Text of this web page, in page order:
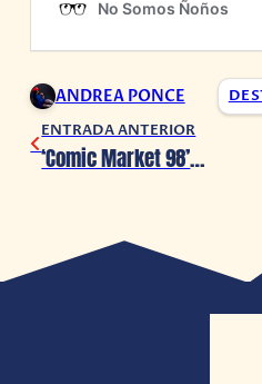
ANDREA PONCE
ENTRADA ANTERIOR
‘Comic Market 98’ es cancelado por Coronavirus ?